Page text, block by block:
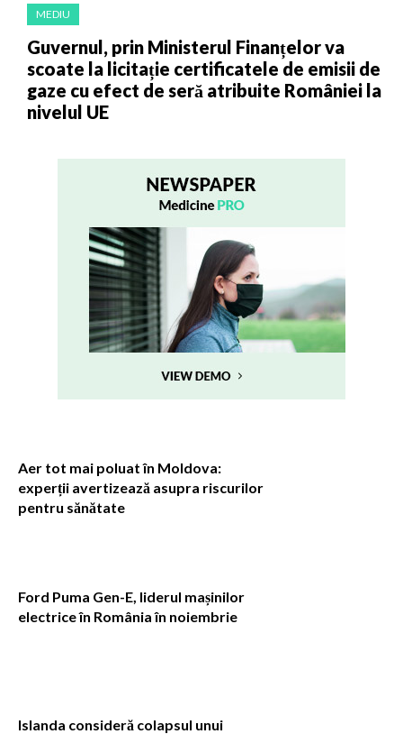
MEDIU
Guvernul, prin Ministerul Finanțelor va
scoate la licitație certificatele de emisii de
gaze cu efect de seră atribuite României la
nivelul UE
Aer tot mai poluat în Moldova:
experții avertizează asupra riscurilor
pentru sănătate
Ford Puma Gen-E, liderul mașinilor
electrice în România în noiembrie
Islanda consideră colapsul unui